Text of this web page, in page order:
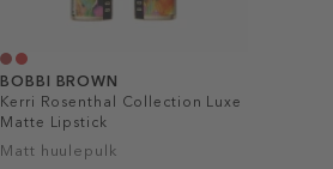
BOBBI BROWN
Kerri Rosenthal Collection Luxe
Matte Lipstick​
Matt huulepulk